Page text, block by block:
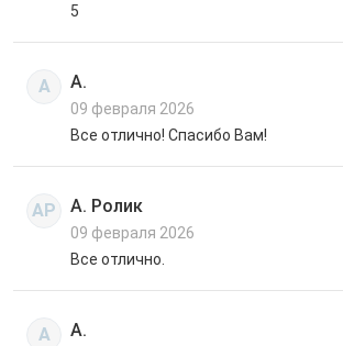
5
А А.
09 февраля 2026
Все отлично! Спасибо Вам!
АР А. Ролик
09 февраля 2026
Все отлично.
А А.